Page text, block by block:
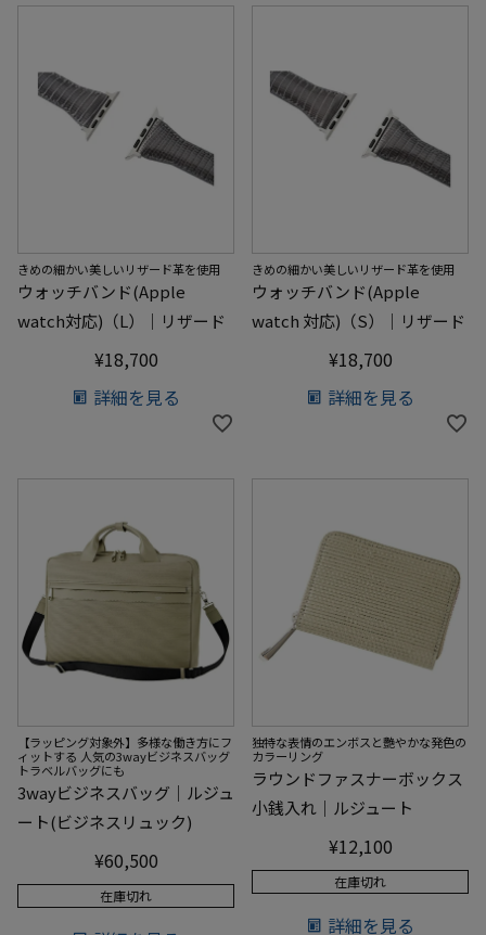
きめの細かい美しいリザード革を使用
ウォッチバンド(Apple
watch対応)（L）｜リザード
¥18,700
詳細を見る
きめの細かい美しいリザード革を使用
ウォッチバンド(Apple
watch 対応)（S）｜リザード
¥18,700
詳細を見る
【ラッピング対象外】多様な働き方にフ
ィットする 人気の3wayビジネスバッグ
トラベルバッグにも
3wayビジネスバッグ｜ルジュ
ート(ビジネスリュック)
¥60,500
在庫切れ
独特な表情のエンボスと艷やかな発色の
カラーリング
ラウンドファスナーボックス
小銭入れ｜ルジュート
¥12,100
在庫切れ
詳細を見る